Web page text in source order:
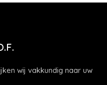
wij vakkundig naar uw